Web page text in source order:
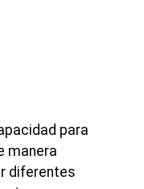
para
manera
diferentes